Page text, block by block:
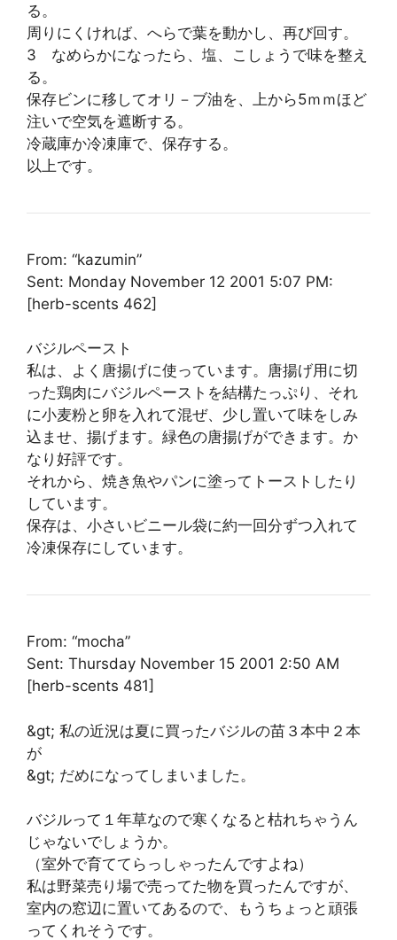
る。
周りにくければ、へらで葉を動かし、再び回す。
3 なめらかになったら、塩、こしょうで味を整え
る。
保存ビンに移してオリ－ブ油を、上から5ｍｍほど
注いで空気を遮断する。
冷蔵庫か冷凍庫で、保存する。
以上です。
From: “kazumin”
Sent: Monday November 12 2001 5:07 PM:
[herb-scents 462]
バジルペースト
私は、よく唐揚げに使っています。唐揚げ用に切
った鶏肉にバジルペーストを結構たっぷり、それ
に小麦粉と卵を入れて混ぜ、少し置いて味をしみ
込ませ、揚げます。緑色の唐揚げができます。か
なり好評です。
それから、焼き魚やパンに塗ってトーストしたり
しています。
保存は、小さいビニール袋に約一回分ずつ入れて
冷凍保存にしています。
From: “mocha”
Sent: Thursday November 15 2001 2:50 AM
[herb-scents 481]
&gt; 私の近況は夏に買ったバジルの苗３本中２本
が
&gt; だめになってしまいました。
バジルって１年草なので寒くなると枯れちゃうん
じゃないでしょうか。
（室外で育ててらっしゃったんですよね）
私は野菜売り場で売ってた物を買ったんですが、
室内の窓辺に置いてあるので、もうちょっと頑張
ってくれそうです。